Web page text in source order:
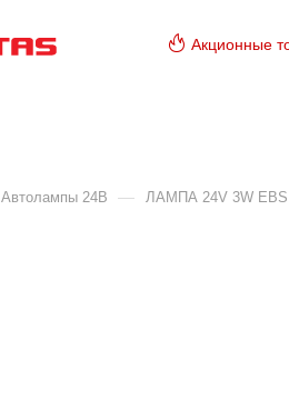
Акционные
Автолампы 24В — ЛАМПА 24V 3W